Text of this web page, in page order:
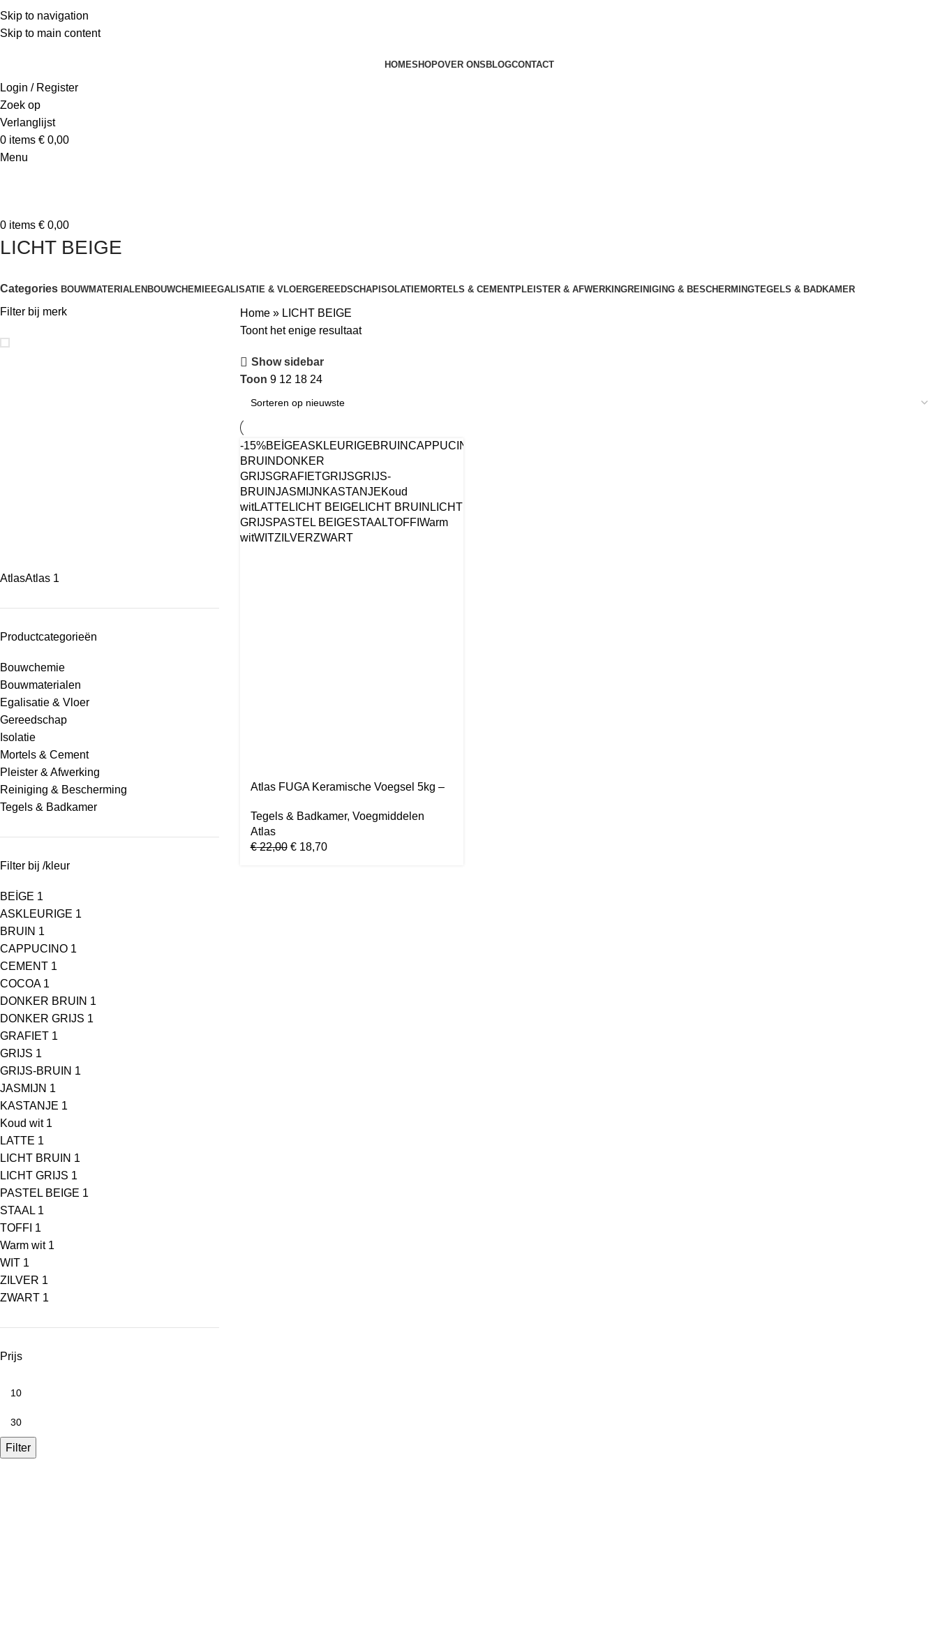
Skip to navigation
Skip to main content
HOMESHOPOVER ONS BLOGCONTACT
Login / Register
Zoek op
Verlanglijst
0 items € 0,00
Menu
0 items € 0,00
LICHT BEIGE
Categories BOUWMATERIALENBOUWCHEMIEEGALISATIE & VLOERGEREEDSCHAPISOLATIEMORTELS & CEMENTPLEISTER & AFWERKINGREINIGING & BESCHERMINGTEGELS & BADKAMER
Filter bij merk
AtlasAtlas 1
Productcategorieën
Bouwchemie
Bouwmaterialen
Egalisatie & Vloer
Gereedschap
Isolatie
Mortels & Cement
Pleister & Afwerking
Reiniging & Bescherming
Tegels & Badkamer
Filter bij /kleur
BEİGE 1
ASKLEURIGE 1
BRUIN 1
CAPPUCINO 1
CEMENT 1
COCOA 1
DONKER BRUIN 1
DONKER GRIJS 1
GRAFIET 1
GRIJS 1
GRIJS-BRUIN 1
JASMIJN 1
KASTANJE 1
Koud wit 1
LATTE 1
LICHT BRUIN 1
LICHT GRIJS 1
PASTEL BEIGE 1
STAAL 1
TOFFI 1
Warm wit 1
WIT 1
ZILVER 1
ZWART 1
Prijs
Filter
Home» LICHT BEIGE
Toont het enige resultaat
Show sidebar
Toon 9 12 18 24
-15%BEİGEASKLEURIGEBRUINCAPPUCINO
BRUIN DONKER
GRIJSGRAFIETGRIJSGRIJS-
BRUINJASMIJN KASTANJEKoud
witLATTE LICHT BEIGE LICHT BRUIN LICHT
GRIJSPASTEL BEIGESTAALTOFFI Warm
witWITZILVERZWART
Atlas FUGA Keramische Voegsel 5kg –
Tegels & Badkamer, Voegmiddelen
Atlas
€22,00 €18,70